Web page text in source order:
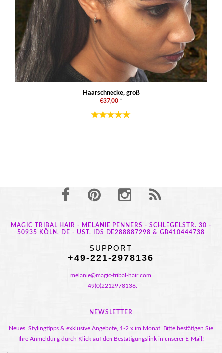
Haarschnecke, groß
€37,00 *
MAGIC TRIBAL HAIR - MELANIE PENNERS - SCHLEGELSTR. 30 -
50935 KÖLN, DE - UST. IDS DE288887298 & GB410444738
SUPPORT
+49-221-2978136
melanie@magic-tribal-hair.com
+49(0)2212978136.
NEWSLETTER
Neues, Stylingtipps & exklusive Angebote, 1-2 x im Monat. Bitte bestätigen Sie
Ihre Anmeldung durch Klick auf den Bestätigungslink in unserer E-Mail!